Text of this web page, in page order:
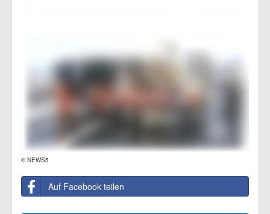
© NEWS5
Auf Facebook teilen